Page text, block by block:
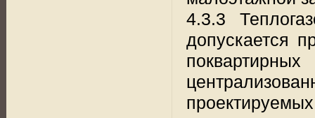
4.3.3
допускается